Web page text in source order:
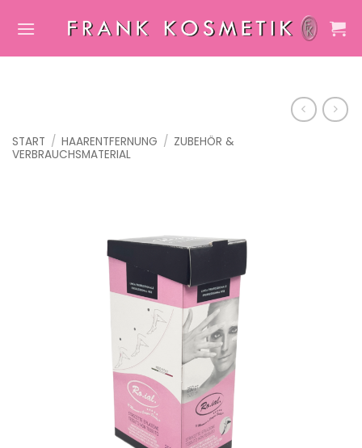
Inhalt
START / HAARENTFERNUNG / ZUBEHÖR &
VERBRAUCHSMATERIAL